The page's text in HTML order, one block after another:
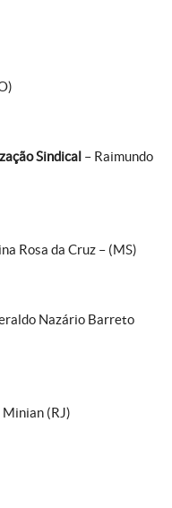
Sindical – Raimundo
Rosa da Cruz – (MS)
Nazário Barreto
(RJ)